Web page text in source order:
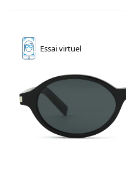
Essaivirtuel